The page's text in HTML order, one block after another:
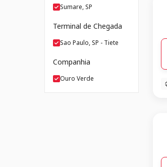
Sumare, SP
Terminal de Chegada
Sao Paulo, SP - Tiete
Companhia
Ouro Verde